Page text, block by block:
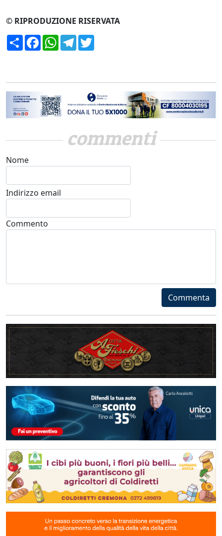
© RIPRODUZIONE RISERVATA
CondividiFacebookWhatsApp
Telegram
commenti
Nome
Indirizzo email
Commento
Commenta